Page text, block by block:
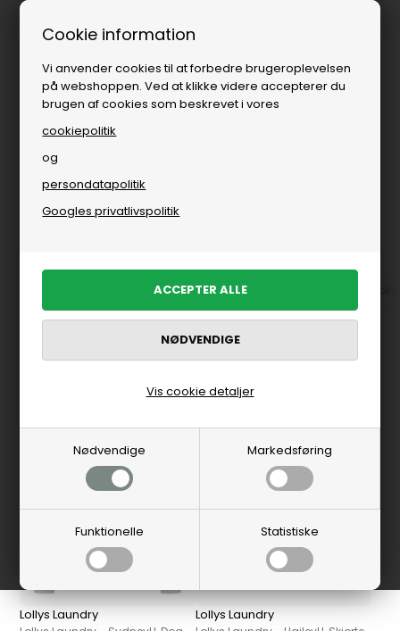
Cookie information
Vi anvender cookies til at forbedre brugeroplevelsen
på webshoppen. Ved at klikke videre accepterer du
brugen af cookies som beskrevet i vores
cookiepolitik
og
persondatapolitik
Googles privatlivspolitik
Nødvendige Markedsføring
Funktionelle Statistiske
Vis cookie detaljer
Brands Kvinde
Kjoler fra Lollys Laundry til kvinder
FILTRER PRODUKTER
Lollys Laundry Lollys Laundry